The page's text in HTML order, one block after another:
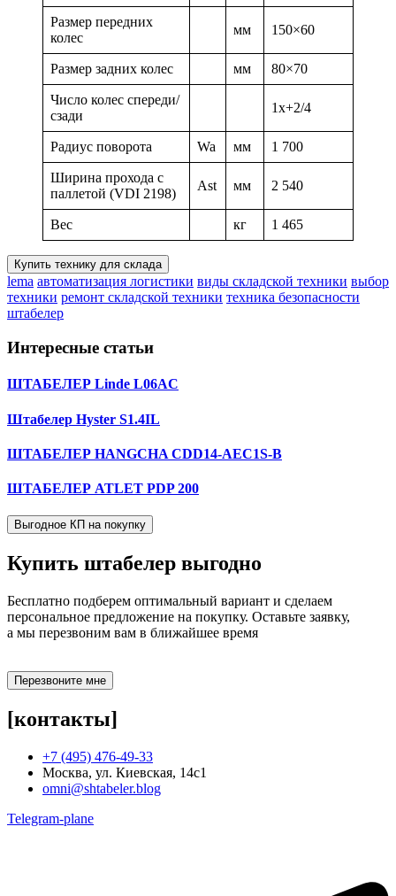
Размер передних
колес
мм 150×60
Размер задних колес мм 80×70
Число колес спереди/
сзади
1x+2/4
Радиус поворота Wa мм 1 700
Ширина прохода с
паллетой (VDI 2198)
Ast мм 2 540
Вес кг 1 465
Купить технику для склада
lema автоматизация логистики виды складской техники выбор
техники ремонт складской техники техника безопасности
штабелер
Интересные статьи
ШТАБЕЛЕР Linde L06AC
Штабелер Hyster S1.4IL
ШТАБЕЛЕР HANGCHA CDD14-AEC1S-B
ШТАБЕЛЕР ATLET PDP 200
Выгодное КП на покупку
Купить штабелер выгодно
Бесплатно подберем оптимальный вариант и сделаем
персональное предложение на покупку. Оставьте заявку,
а мы перезвоним вам в ближайшее время
Перезвоните мне
[контакты]
+7 (495) 476-49-33
Москва, ул. Киевская, 14с1
omni@shtabeler.blog
Telegram-plane